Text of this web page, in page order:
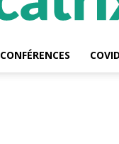
CONFÉRENCES